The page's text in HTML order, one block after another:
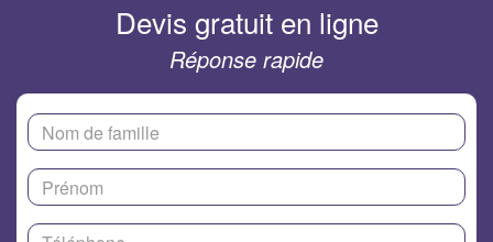
Devis gratuit en ligne
Réponse rapide